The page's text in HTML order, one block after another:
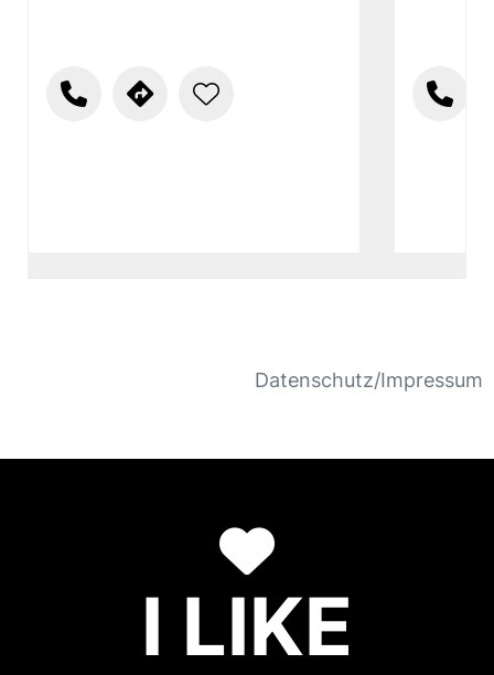
Datenschutz/Impressum
I LIKE